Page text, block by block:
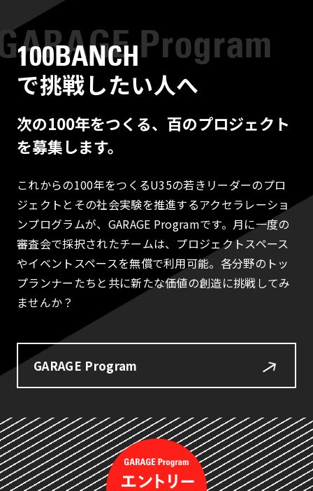
100BANCH
で挑戦したい人へ
次の100年をつくる、百のプロジェクト
を募集します。
これからの100年をつくるU35の若きリーダーのプロ
ジェクトとその社会実験を推進するアクセラレーショ
ンプログラムが、GARAGE Programです。月に一度の
審査会で採択されたチームは、プロジェクトスペース
やイベントスペースを無償で利用可能。各分野のトッ
プランナーたちと共に新たな価値の創造に挑戦してみ
ませんか？
GARAGE Program